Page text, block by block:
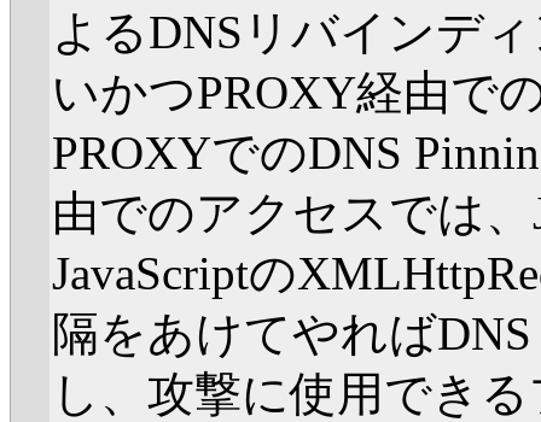
よるDNSリバインデ
いかつPROXY経由で
PROXYでのDNS
由でのアクセスでは
JavaScriptの
隔をあけてやれば
し、攻撃に使用でき